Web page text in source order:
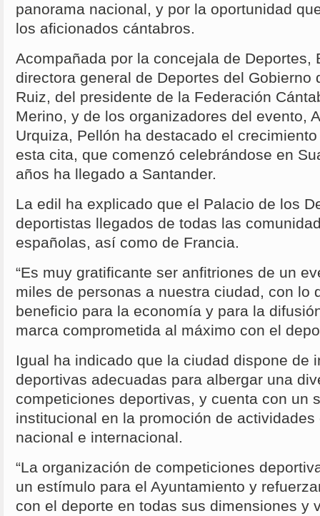
panorama nacional, y por la oportunidad
los aficionados cántabros.
Acompañada por la concejala de Deportes,
directora general de Deportes del Gobierno
Ruiz, del presidente de la Federación
Merino, y de los organizadores del evento,
Urquiza, Pellón ha destacado el
esta cita, que comenzó celebrándose en
años ha llegado a Santander.
La edil ha explicado que el Palacio de los
deportistas llegados de todas las
españolas, así como de Francia.
“Es muy gratificante ser anfitriones de un
miles de personas a nuestra ciudad, con lo
beneficio para la economía y para la
marca comprometida al máximo con el
Igual ha indicado que la ciudad dispone de
deportivas adecuadas para albergar una
competiciones deportivas, y cuenta con un
institucional en la promoción de
nacional e internacional.
“La organización de competiciones
un estímulo para el Ayuntamiento y
con el deporte en todas sus dimensiones y